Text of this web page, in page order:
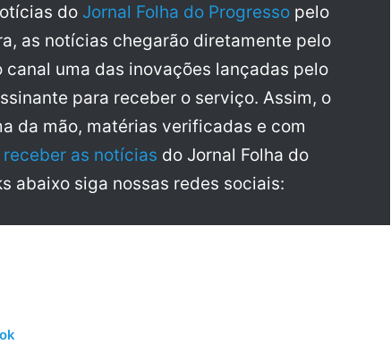
do Jornal Folha do Progresso pelo
as notícias chegarão diretamente pelo
uma das inovações lançadas pelo
para receber o serviço. Assim, o
da mão, matérias verificadas e com
receber as notícias do Jornal Folha do
abaixo siga nossas redes sociais: